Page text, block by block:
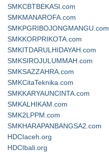
SMKCBTBEKASI.com
SMKMANAROFA.com
SMKPGRIBOJONGMANGU.com
SMKKORPRIKOTA.com
SMKITDARULHIDAYAH.com
SMKSIROJULUMMAH.com
SMKSAZZAHRA.com
SMKCitaTeknika.com
SMKKARYAUNCINTA.com
SMKALHIKAM.com
SMK2LPPM.com
SMKHARAPANBANGSA2.com
HDCIaceh.org
HDCIbali.org